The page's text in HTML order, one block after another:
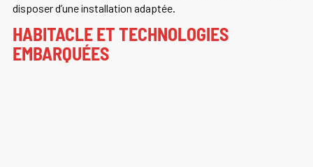
disposer d’une installation adaptée.
HABITACLE ET TECHNOLOGIES
EMBARQUÉES